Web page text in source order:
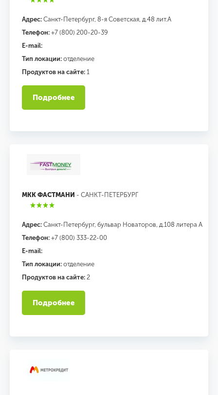
Адрес: Санкт-Петербург, 8-я Советская, д.48 лит.А
Телефон: +7 (800) 200-20-39
E-mail:
Тип локации: отделение
Продуктов на сайте: 1
Подробнее
МКК ФАСТМАНИ - САНКТ-ПЕТЕРБУРГ
Адрес: Санкт-Петербург, бульвар Новаторов, д.108 литера А
Телефон: +7 (800) 333-22-00
E-mail:
Тип локации: отделение
Продуктов на сайте: 2
Подробнее